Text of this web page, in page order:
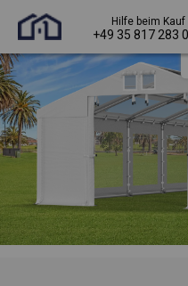
Hilfe beim Kauf
+49 35 817 283